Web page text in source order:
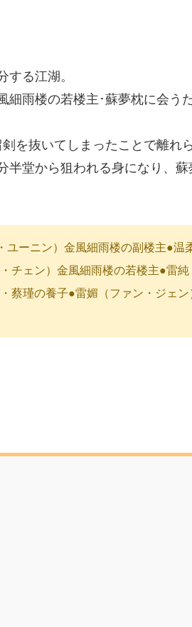
る江湖。
細雨楼の若楼主･蘇夢枕に会う
を抜いてしまったことで離れ
半堂から狙われる身になり、蘇
ーニン）金風細雨楼の副楼主●温
チェン）金風細雨楼の若楼主●雷純
蔡瑾の養子●雷媚（ファン・ジェン